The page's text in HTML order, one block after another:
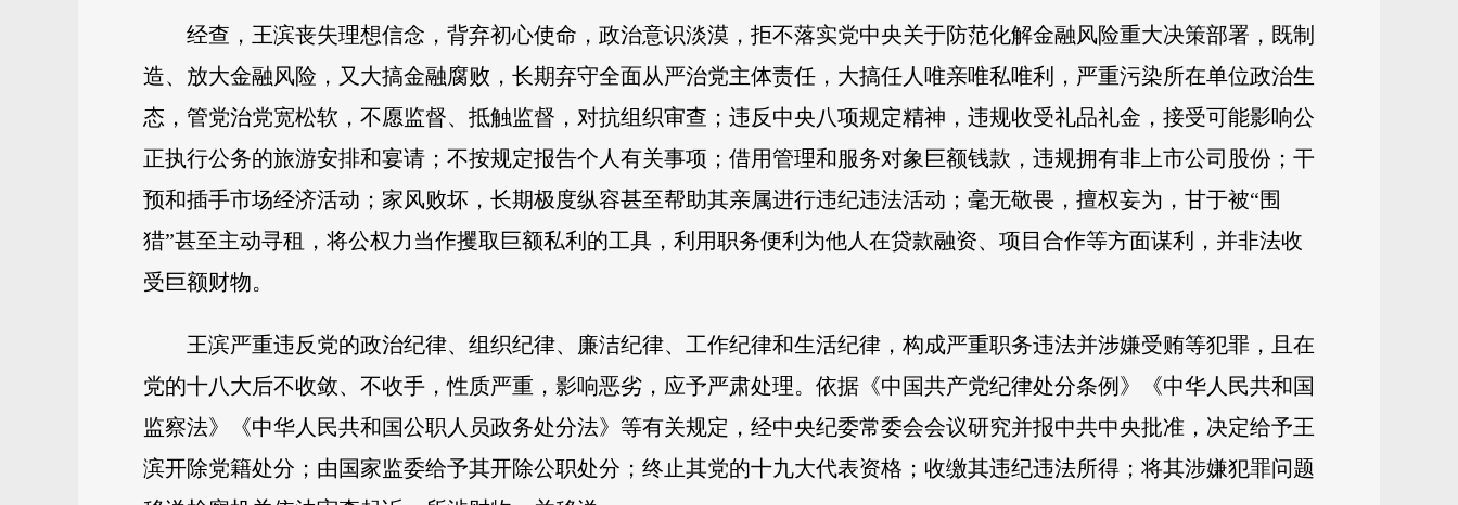
经查，王滨丧失理想信念，背弃初心使命，政治意识淡漠，拒不落实党中央关于防范化解金融风险重大决策部署，既制
造、放大金融风险，又大搞金融腐败，长期弃守全面从严治党主体责任，大搞任人唯亲唯私唯利，严重污染所在单位政治生
态，管党治党宽松软，不愿监督、抵触监督，对抗组织审查；违反中央八项规定精神，违规收受礼品礼金，接受可能影响公
正执行公务的旅游安排和宴请；不按规定报告个人有关事项；借用管理和服务对象巨额钱款，违规拥有非上市公司股份；干
预和插手市场经济活动；家风败坏，长期极度纵容甚至帮助其亲属进行违纪违法活动；毫无敬畏，擅权妄为，甘于被“围
猎”甚至主动寻租，将公权力当作攫取巨额私利的工具，利用职务便利为他人在贷款融资、项目合作等方面谋利，并非法收
受巨额财物。
王滨严重违反党的政治纪律、组织纪律、廉洁纪律、工作纪律和生活纪律，构成严重职务违法并涉嫌受贿等犯罪，且在
党的十八大后不收敛、不收手，性质严重，影响恶劣，应予严肃处理。依据《中国共产党纪律处分条例》《中华人民共和国
监察法》《中华人民共和国公职人员政务处分法》等有关规定，经中央纪委常委会会议研究并报中共中央批准，决定给予王
滨开除党籍处分；由国家监委给予其开除公职处分；终止其党的十九大代表资格；收缴其违纪违法所得；将其涉嫌犯罪问题